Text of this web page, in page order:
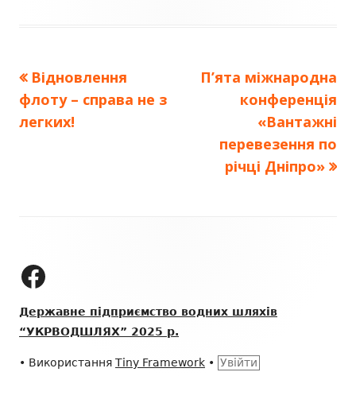
Навігація
записів
Попередня
стаття:
Відновлення
флоту – справа не з
легких!
Наступна
стаття:
П’ята міжнародна
конференція
«Вантажні
перевезення по
річці Дніпро»
колонтитулу
ДП "УКРВОДШЛЯХ" на Facebook
Державне підприємство водних шляхів
“УКРВОДШЛЯХ” 2025 р.
• Використання Tiny Framework • Увійти